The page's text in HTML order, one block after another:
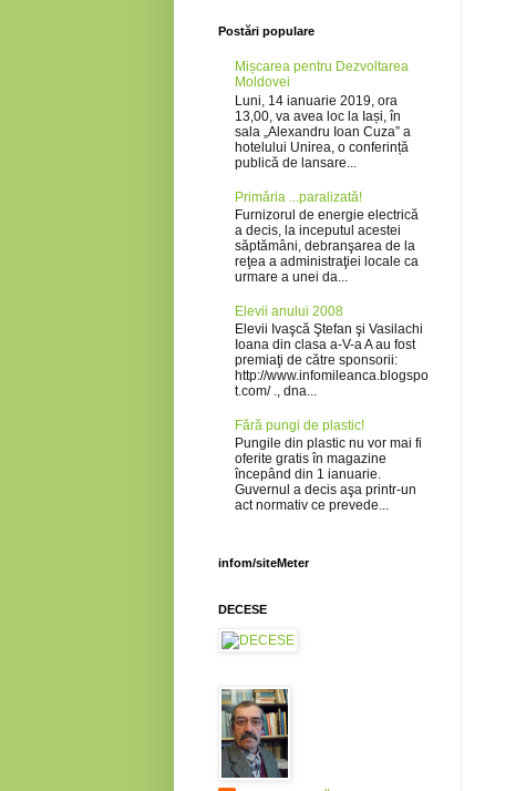
Postări populare
Mișcarea pentru Dezvoltarea
Moldovei
Luni, 14 ianuarie 2019, ora
13,00, va avea loc la Iași, în
sala „Alexandru Ioan Cuza” a
hotelului Unirea, o conferință
publică de lansare...
Primăria ...paralizată!
Furnizorul de energie electrică
a decis, la inceputul acestei
săptămâni, debranşarea de la
reţea a administraţiei locale ca
urmare a unei da...
Elevii anului 2008
Elevii Ivaşcă Ştefan şi Vasilachi
Ioana din clasa a-V-a A au fost
premiaţi de către sponsorii:
http://www.infomileanca.blogspo
t.com/ ., dna...
Fără pungi de plastic!
Pungile din plastic nu vor mai fi
oferite gratis în magazine
începând din 1 ianuarie.
Guvernul a decis aşa printr-un
act normativ ce prevede...
infom/siteMeter
DECESE